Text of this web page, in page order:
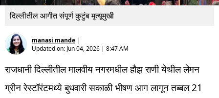
दिल्लीतील आगीत संपूर्ण कुटुंब मृत्यूमुखी
manasi mande |
Updated on: Jun 04, 2026 | 8:47 AM
राजधानी दिल्लीतील मालवीय नगरमधील हौझ राणी येथील लेमन
ग्रीन रेस्टॉरंटमध्ये बुधवारी सकाळी भीषण आग लागून तब्बल 21